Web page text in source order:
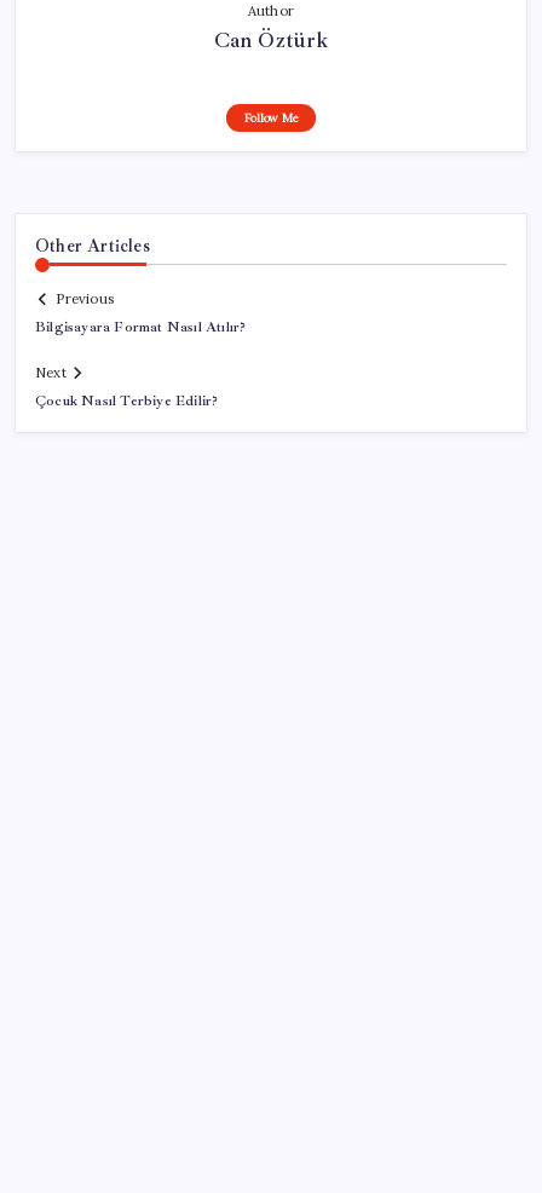
Author
Can Öztürk
Follow Me
Other Articles
Previous
Bilgisayara Format Nasıl Atılır?
Next
Çocuk Nasıl Terbiye Edilir?